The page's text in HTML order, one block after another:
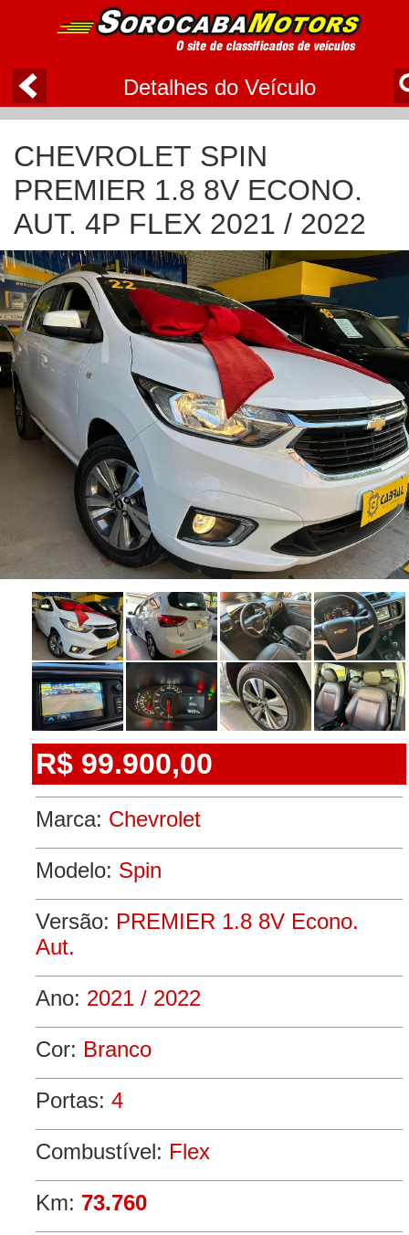
Detalhes do Veículo
CHEVROLET SPIN
PREMIER 1.8 8V ECONO.
AUT. 4P FLEX 2021 / 2022
R$ 99.900,00
Marca: Chevrolet
Modelo: Spin
Versão: PREMIER 1.8 8V Econo.
Aut.
Ano: 2021 / 2022
Cor: Branco
Portas: 4
Combustível: Flex
Km: 73.760